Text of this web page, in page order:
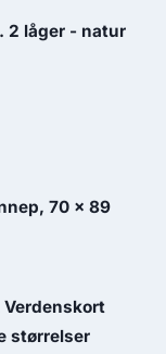
2 låger - natur
70 x 89
størrelser